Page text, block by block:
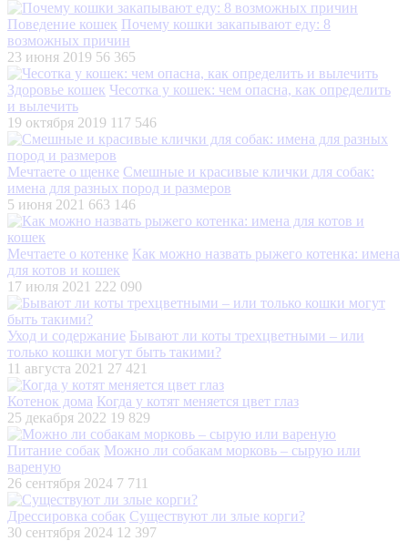
Поведение кошек Почему кошки закапывают еду: 8
возможных причин
23 июня 2019 56 365
Здоровье кошек Чесотка у кошек: чем опасна, как определить
и вылечить
19 октября 2019 117 546
Мечтаете о щенке Смешные и красивые клички для собак:
имена для разных пород и размеров
5 июня 2021 663 146
Мечтаете о котенке Как можно назвать рыжего котенка: имена
для котов и кошек
17 июля 2021 222 090
Уход и содержание Бывают ли коты трехцветными – или
только кошки могут быть такими?
11 августа 2021 27 421
Котенок дома Когда у котят меняется цвет глаз
25 декабря 2022 19 829
Питание собак Можно ли собакам морковь – сырую или
вареную
26 сентября 2024 7 711
Дрессировка собак Существуют ли злые корги?
30 сентября 2024 12 397